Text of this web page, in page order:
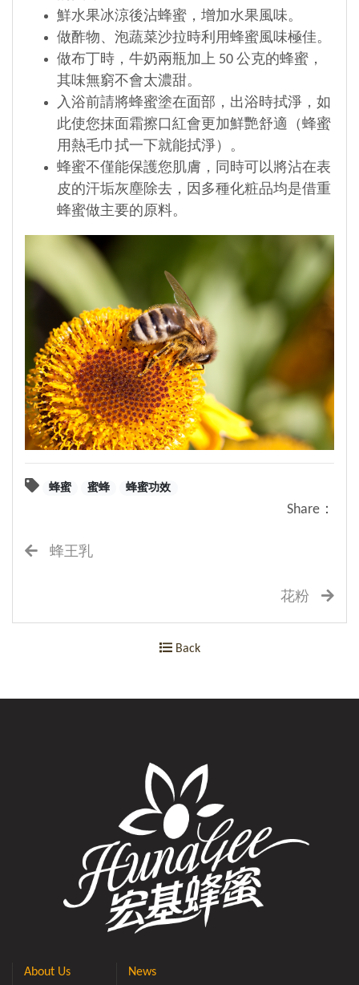
鮮水果冰涼後沾蜂蜜，增加水果風味。
做酢物、泡蔬菜沙拉時利用蜂蜜風味極佳。
做布丁時，牛奶兩瓶加上 50 公克的蜂蜜，
其味無窮不會太濃甜。
入浴前請將蜂蜜塗在面部，出浴時拭淨，如
此使您抹面霜擦口紅會更加鮮艷舒適（蜂蜜
用熱毛巾拭一下就能拭淨）。
蜂蜜不僅能保護您肌膚，同時可以將沾在表
皮的汗垢灰塵除去，因多種化粧品均是借重
蜂蜜做主要的原料。
蜂蜜 蜜蜂 蜂蜜功效
Share：
蜂王乳
花粉
Back
About Us News